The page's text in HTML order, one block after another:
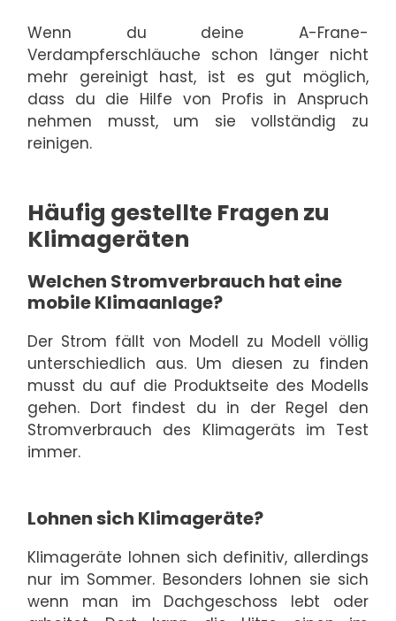
Wenn du deine A-Frane-
Verdampferschläuche schon länger nicht
mehr gereinigt hast, ist es gut möglich,
dass du die Hilfe von Profis in Anspruch
nehmen musst, um sie vollständig zu
reinigen.
Häufig gestellte Fragen zu
Klimageräten
Welchen Stromverbrauch hat eine
mobile Klimaanlage?
Der Strom fällt von Modell zu Modell völlig
unterschiedlich aus. Um diesen zu finden
musst du auf die Produktseite des Modells
gehen. Dort findest du in der Regel den
Stromverbrauch des Klimageräts im Test
immer.
Lohnen sich Klimageräte?
Klimageräte lohnen sich definitiv, allerdings
nur im Sommer. Besonders lohnen sie sich
wenn man im Dachgeschoss lebt oder